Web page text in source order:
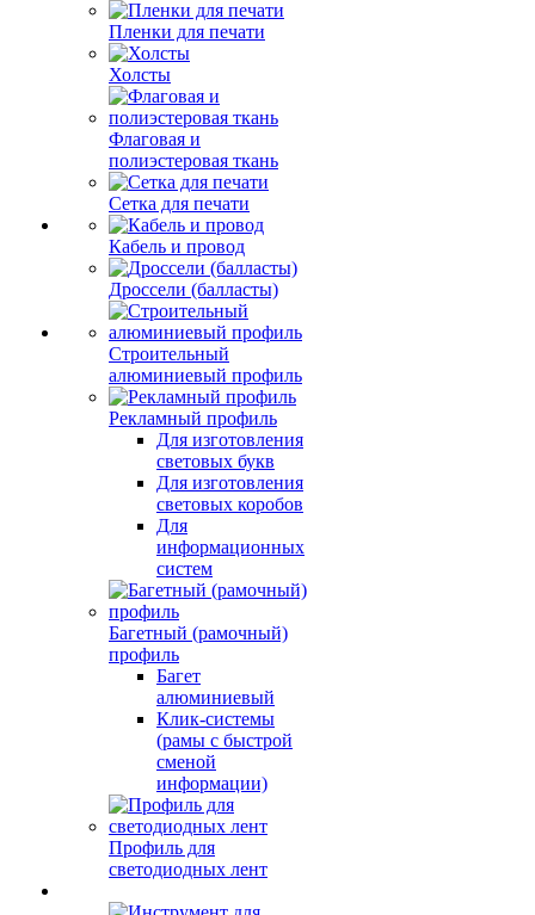
Пленки для печати
Холсты
Флаговая и
полиэстеровая ткань
Сетка для печати
Кабель и провод
Дроссели (балласты)
Строительный
алюминиевый профиль
Рекламный профиль
Для изготовления
световых букв
Для изготовления
световых коробов
Для
информационных
систем
Багетный (рамочный)
профиль
Багет
алюминиевый
Клик-системы
(рамы с быстрой
сменой
информации)
Профиль для
светодиодных лент